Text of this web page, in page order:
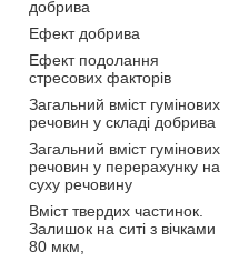
добрива
Ефект добрива
Ефект подолання
стресових факторів
Загальний вміст гумінових
речовин у складі добрива
Загальний вміст гумінових
речовин у перерахунку на
суху речовину
Вміст твердих частинок.
Залишок на ситі з вічками
80 мкм,